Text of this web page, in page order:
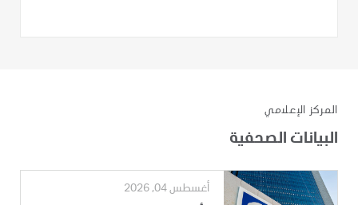
المركز الإعلامي
البيانات الصحفية
أغسطس 04, 2026